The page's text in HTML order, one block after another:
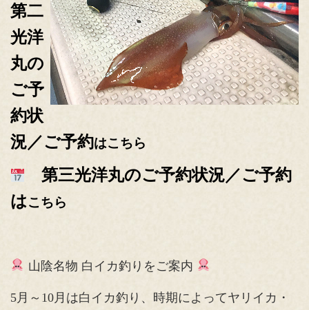
第二
光洋
丸の
ご予
約状
況／ご予約はこちら
第三光洋丸のご予約状況／ご予約
はこちら
山陰名物 白イカ釣りをご案内
5月～10月は白イカ釣り、時期によってヤリイカ・